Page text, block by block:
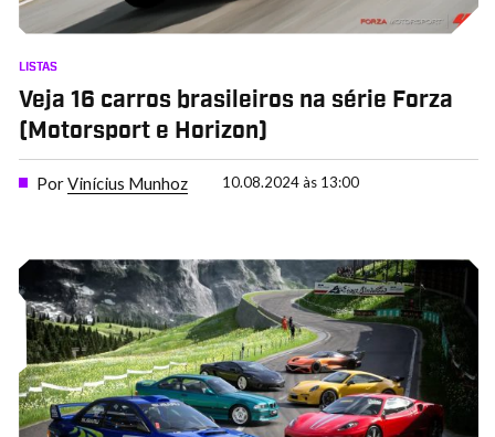
LISTAS
Veja 16 carros brasileiros na série Forza
(Motorsport e Horizon)
PorVinícius Munhoz 10.08.2024 às 13:00